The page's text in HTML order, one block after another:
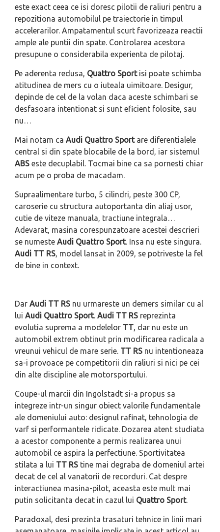
este exact ceea ce isi doresc pilotii de raliuri pentru a
repozitiona automobilul pe traiectorie in timpul
accelerarilor. Ampatamentul scurt favorizeaza reactii
ample ale puntii din spate. Controlarea acestora
presupune o considerabila experienta de pilotaj.
Pe aderenta redusa, Quattro Sportisi poate schimba
atitudinea de mers cu o iuteala uimitoare. Desigur,
depinde de cel de la volan daca aceste schimbari se
desfasoara intentionat si sunt eficient folosite, sau
nu…
Mai notam ca Audi Quattro Sport are diferentialele
central si din spate blocabile de la bord, iar sistemul
ABS este decuplabil. Tocmai bine ca sa pornesti chiar
acum pe o proba de macadam.
Supraalimentare turbo, 5 cilindri, peste 300 CP,
caroserie cu structura autoportanta din aliaj usor,
cutie de viteze manuala, tractiune integrala…
Adevarat, masina corespunzatoare acestei descrieri
se numeste Audi Quattro Sport. Insa nu este singura.
Audi TT RS, model lansat in 2009, se potriveste la fel
de bine in context.
Dar Audi TT RS nu urmareste un demers similar cu al
lui Audi Quattro Sport. Audi TT RS reprezinta
evolutia suprema a modelelor TT, dar nu este un
automobil extrem obtinut prin modificarea radicala a
vreunui vehicul de mare serie. TT RS nu intentioneaza
sa-i provoace pe competitorii din raliuri si nici pe cei
din alte discipline ale motorsportului.
Coupe-ul marcii din Ingolstadt si-a propus sa
integreze intr-un singur obiect valorile fundamentale
ale domeniului auto: designul rafinat, tehnologia de
varf si performantele ridicate. Dozarea atent studiata
a acestor componente a permis realizarea unui
automobil ce aspira la perfectiune. Sportivitatea
stilata a lui TT RS tine mai degraba de domeniul artei
decat de cel al vanatorii de recorduri. Cat despre
interactiunea masina-pilot, aceasta este mult mai
putin solicitanta decat in cazul lui Quattro Sport.
Paradoxal, desi prezinta trasaturi tehnice in linii mari